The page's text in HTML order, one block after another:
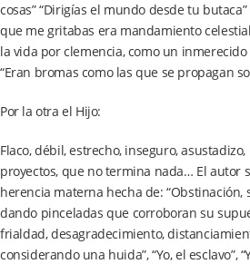
cosas” “Dirigías el mundo desde tu
que me gritabas era mandamiento
la vida por clemencia, como un
“Eran bromas como las que se propagan
Por la otra el Hijo:
Flaco, débil, estrecho, inseguro,
proyectos, que no termina nada… El autor
herencia materna hecha de:
dando pinceladas que corroboran su
frialdad, desagradecimiento,
considerando una huida”, “Yo, el esclavo”,